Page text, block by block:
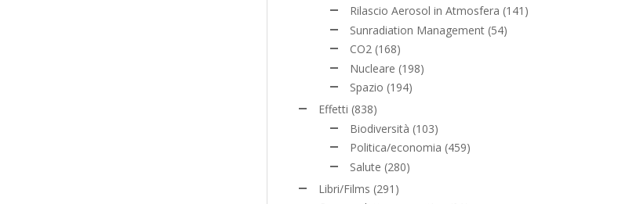
Rilascio Aerosol in Atmosfera (141)
Sunradiation Management (54)
CO2 (168)
Nucleare (198)
Spazio (194)
Effetti (838)
Biodiversità (103)
Politica/economia (459)
Salute (280)
Libri/Films (291)